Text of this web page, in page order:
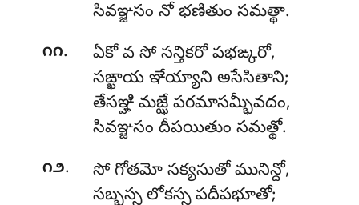
సివఞ్జసం నో భణితుం సమత్థా.
౧౧.
ఏకో వ సో సన్తికరో పభఙ్కరో,
సఙ్ఖాయ ఞేయ్యాని అసేసితాని;
తేసఞ్హి మజ్ఝే పరమాసమ్భీవదం,
సివఞ్జసం దీపయితుం సమత్థో.
౧౨.
సో గోతమో సక్యసుతో మునిన్దో,
సబ్బస్స లోకస్స పదీపభూతో;